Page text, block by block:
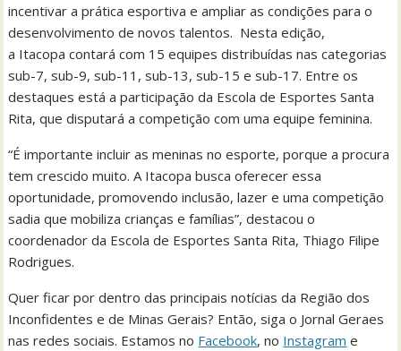
incentivar a prática esportiva e ampliar as condições para o
desenvolvimento de novos talentos. Nesta edição,
a Itacopa contará com 15 equipes distribuídas nas categorias
sub-7, sub-9, sub-11, sub-13, sub-15 e sub-17. Entre os
destaques está a participação da Escola de Esportes Santa
Rita, que disputará a competição com uma equipe feminina.
“É importante incluir as meninas no esporte, porque a procura
tem crescido muito. A Itacopa busca oferecer essa
oportunidade, promovendo inclusão, lazer e uma competição
sadia que mobiliza crianças e famílias”, destacou o
coordenador da Escola de Esportes Santa Rita, Thiago Filipe
Rodrigues.
Quer ficar por dentro das principais notícias da Região dos
Inconfidentes e de Minas Gerais? Então, siga o Jornal Geraes
nas redes sociais. Estamos no Facebook, no Instagram e